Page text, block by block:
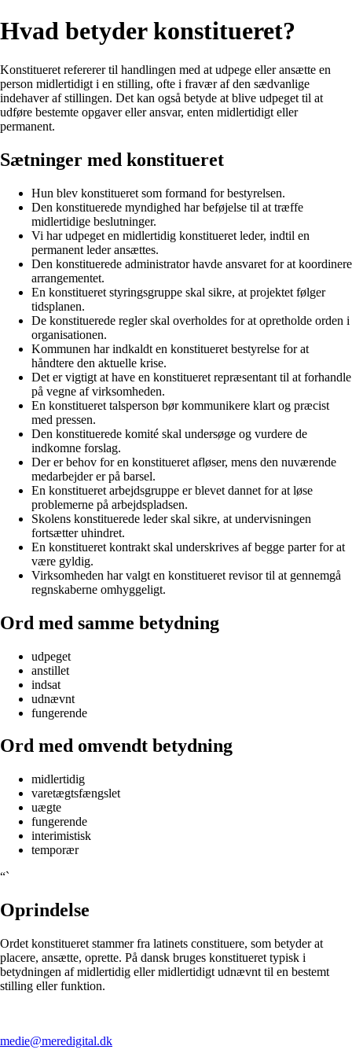
Hvad betyder konstitueret?
Konstitueret refererer til handlingen med at udpege eller ansætte en
person midlertidigt i en stilling, ofte i fravær af den sædvanlige
indehaver af stillingen. Det kan også betyde at blive udpeget til at
udføre bestemte opgaver eller ansvar, enten midlertidigt eller
permanent.
Sætninger med konstitueret
Hun blev konstitueret som formand for bestyrelsen.
Den konstituerede myndighed har beføjelse til at træffe
midlertidige beslutninger.
Vi har udpeget en midlertidig konstitueret leder, indtil en
permanent leder ansættes.
Den konstituerede administrator havde ansvaret for at koordinere
arrangementet.
En konstitueret styringsgruppe skal sikre, at projektet følger
tidsplanen.
De konstituerede regler skal overholdes for at opretholde orden i
organisationen.
Kommunen har indkaldt en konstitueret bestyrelse for at
håndtere den aktuelle krise.
Det er vigtigt at have en konstitueret repræsentant til at forhandle
på vegne af virksomheden.
En konstitueret talsperson bør kommunikere klart og præcist
med pressen.
Den konstituerede komité skal undersøge og vurdere de
indkomne forslag.
Der er behov for en konstitueret afløser, mens den nuværende
medarbejder er på barsel.
En konstitueret arbejdsgruppe er blevet dannet for at løse
problemerne på arbejdspladsen.
Skolens konstituerede leder skal sikre, at undervisningen
fortsætter uhindret.
En konstitueret kontrakt skal underskrives af begge parter for at
være gyldig.
Virksomheden har valgt en konstitueret revisor til at gennemgå
regnskaberne omhyggeligt.
Ord med samme betydning
udpeget
anstillet
indsat
udnævnt
fungerende
Ord med omvendt betydning
midlertidig
varetægtsfængslet
uægte
fungerende
interimistisk
temporær
“`
Oprindelse
Ordet konstitueret stammer fra latinets constituere, som betyder at
placere, ansætte, oprette. På dansk bruges konstitueret typisk i
betydningen af midlertidig eller midlertidigt udnævnt til en bestemt
stilling eller funktion.
medie@meredigital.dk